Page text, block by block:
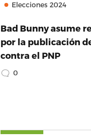
Elecciones 2024
Bad Bunny asume
por la publicación
contra el PNP
0